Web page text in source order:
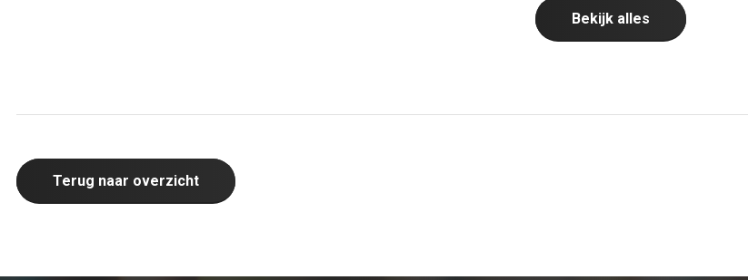
Bekijk alles
Terug naar overzicht